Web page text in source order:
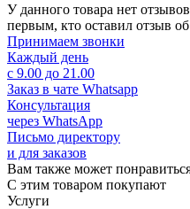
У данного товара нет
первым, кто оставил отзыв
Принимаем звонки
Каждый день
с 9.00 до 21.00
Заказ в чате Whatsapp
Консультация
через WhatsApp
Письмо директору
и для заказов
Вам также может
С этим товаром покупают
Услуги